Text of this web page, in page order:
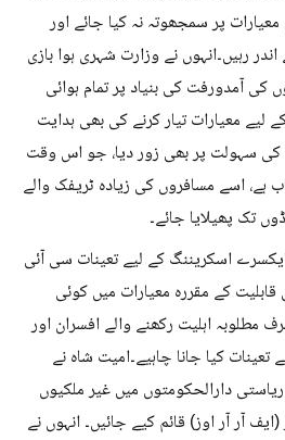
پر سمجھوتہ نہ کیا جائے اور
رہیں۔انہوں نے وزارت شہری ہوا بازی
کی آمدورفت کی بنیاد پر تمام ہوائی
لیے معیارات تیار کرنے کی بھی ہدایت
کی سہولت پر بھی زور دیا، جو اس وقت
ہے، اسے مسافروں کی زیادہ ٹریفک والے
تک پھیلایا جائے۔
اسکریننگ کے لیے تعینات سی آئی
کے مقررہ معیارات میں کوئی
مطلوبہ اہلیت رکھنے والے افسران اور
کیا جانا چاہیے۔امیت شاہ نے
2027 تک تمام ریاستی دارالحکومتوں میں غیر ملکیوں
آر آر اوز) قائم کیے جائیں۔ انہوں نے